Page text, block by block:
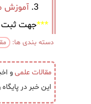
آموزش
***جهت ثبت
دسته بندی ها:
مقالات علمیو
این خبر در